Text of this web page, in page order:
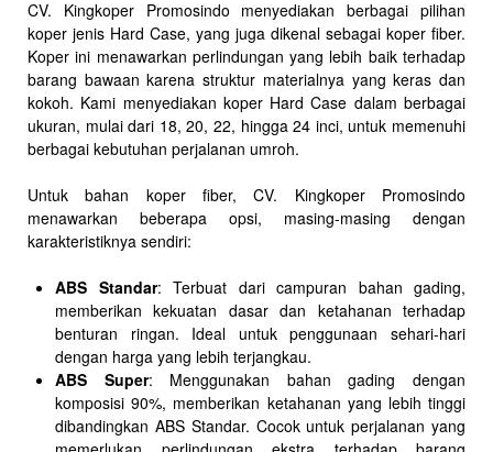
CV. Kingkoper Promosindo menyediakan berbagai pilihan
koper jenis Hard Case, yang juga dikenal sebagai koper fiber.
Koper ini menawarkan perlindungan yang lebih baik terhadap
barang bawaan karena struktur materialnya yang keras dan
kokoh. Kami menyediakan koper Hard Case dalam berbagai
ukuran, mulai dari 18, 20, 22, hingga 24 inci, untuk memenuhi
berbagai kebutuhan perjalanan umroh.
Untuk bahan koper fiber, CV. Kingkoper Promosindo
menawarkan beberapa opsi, masing-masing dengan
karakteristiknya sendiri:
ABS Standar: Terbuat dari campuran bahan gading,
memberikan kekuatan dasar dan ketahanan terhadap
benturan ringan. Ideal untuk penggunaan sehari-hari
dengan harga yang lebih terjangkau.
ABS Super: Menggunakan bahan gading dengan
komposisi 90%, memberikan ketahanan yang lebih tinggi
dibandingkan ABS Standar. Cocok untuk perjalanan yang